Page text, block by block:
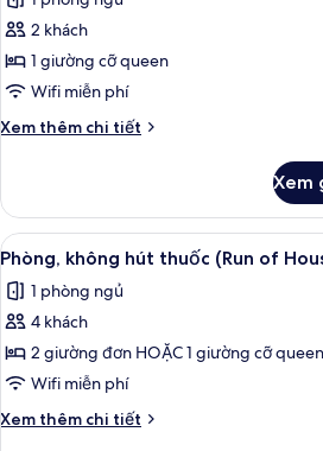
Street
a
Family)
ảnh
Phòng,
không
hút
thuốc
Street
thru
the
4
Seasons)
2 khách
1 giường cỡ queen
Wifi miễn phí
Xem thêm chi tiết
Chi
Phòng,
không
hút
(Feel
Sesame
thru
the
Seasons)
Xem
Xem
tất
cả
ảnh
Phòng,
không
hút
thuốc
Chăn
2
Phòng, không hút thuốc (Run of
1 phòng ngủ
4 khách
2 giường đơn HOẶC 1 giường cỡ queen
Wifi miễn phí
Xem thêm chi tiết
Chi